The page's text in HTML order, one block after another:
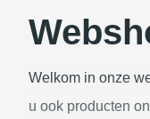
Welkom in onze
u ook producten